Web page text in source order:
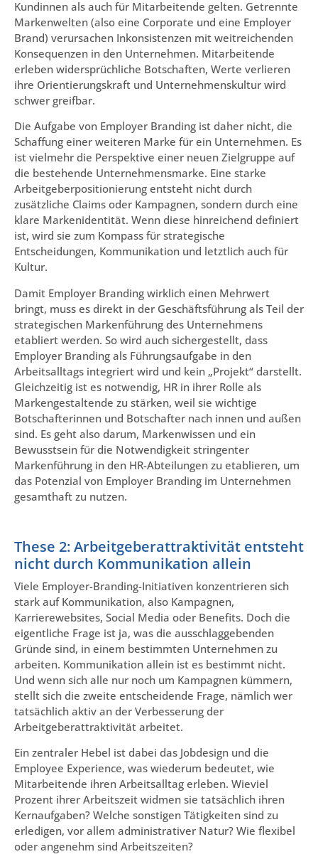
Kundinnen als auch für Mitarbeitende gelten. Getrennte
Markenwelten (also eine Corporate und eine Employer
Brand) verursachen Inkonsistenzen mit weitreichenden
Konsequenzen in den Unternehmen. Mitarbeitende
erleben widersprüchliche Botschaften, Werte verlieren
ihre Orientierungskraft und Unternehmenskultur wird
schwer greifbar.
Die Aufgabe von Employer Branding ist daher nicht, die
Schaffung einer weiteren Marke für ein Unternehmen. Es
ist vielmehr die Perspektive einer neuen Zielgruppe auf
die bestehende Unternehmensmarke. Eine starke
Arbeitgeberpositionierung entsteht nicht durch
zusätzliche Claims oder Kampagnen, sondern durch eine
klare Markenidentität. Wenn diese hinreichend definiert
ist, wird sie zum Kompass für strategische
Entscheidungen, Kommunikation und letztlich auch für
Kultur.
Damit Employer Branding wirklich einen Mehrwert
bringt, muss es direkt in der Geschäftsführung als Teil der
strategischen Markenführung des Unternehmens
etabliert werden. So wird auch sichergestellt, dass
Employer Branding als Führungsaufgabe in den
Arbeitsalltags integriert wird und kein „Projekt“ darstellt.
Gleichzeitig ist es notwendig, HR in ihrer Rolle als
Markengestaltende zu stärken, weil sie wichtige
Botschafterinnen und Botschafter nach innen und außen
sind. Es geht also darum, Markenwissen und ein
Bewusstsein für die Notwendigkeit stringenter
Markenführung in den HR-Abteilungen zu etablieren, um
das Potenzial von Employer Branding im Unternehmen
gesamthaft zu nutzen.
These 2: Arbeitgeberattraktivität entsteht
nicht durch Kommunikation allein
Viele Employer-Branding-Initiativen konzentrieren sich
stark auf Kommunikation, also Kampagnen,
Karrierewebsites, Social Media oder Benefits. Doch die
eigentliche Frage ist ja, was die ausschlaggebenden
Gründe sind, in einem bestimmten Unternehmen zu
arbeiten. Kommunikation allein ist es bestimmt nicht.
Und wenn sich alle nur noch um Kampagnen kümmern,
stellt sich die zweite entscheidende Frage, nämlich wer
tatsächlich aktiv an der Verbesserung der
Arbeitgeberattraktivität arbeitet.
Ein zentraler Hebel ist dabei das Jobdesign und die
Employee Experience, was wiederum bedeutet, wie
Mitarbeitende ihren Arbeitsalltag erleben. Wieviel
Prozent ihrer Arbeitszeit widmen sie tatsächlich ihren
Kernaufgaben? Welche sonstigen Tätigkeiten sind zu
erledigen, vor allem administrativer Natur? Wie flexibel
oder angenehm sind Arbeitszeiten?